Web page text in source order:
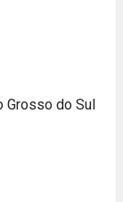
Grosso do Sul